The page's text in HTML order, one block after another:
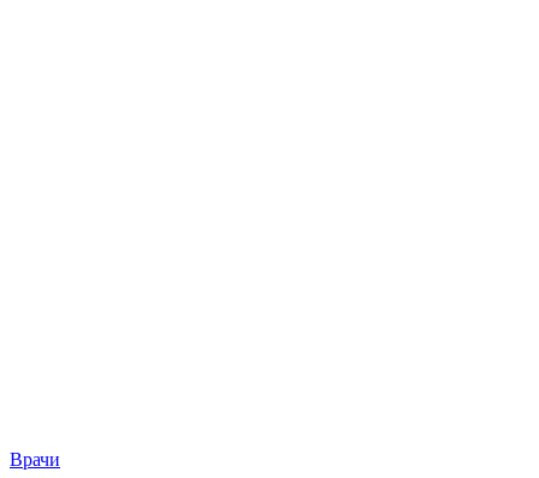
Врачи